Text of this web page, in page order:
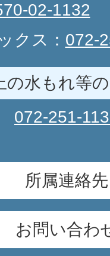
02-1132
クス： 072-
の水もれ等
072-251-
所属連絡先
お問い合わ